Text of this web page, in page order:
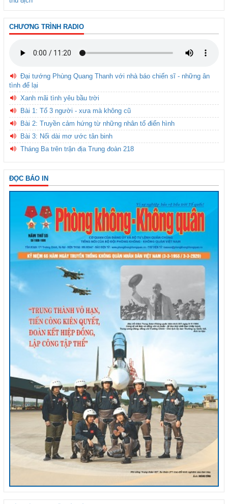
CHƯƠNG TRÌNH RADIO
Đại tướng Phùng Quang Thanh với nhà báo chiến sĩ - những ân
tình để lại
Xanh mãi tình yêu bầu trời
Bài 1: Tổ 3 người - xưa mà không cũ
Bài 2: Truyền cảm hứng từ những nhân tố điển hình
Bài 3: Nối dài mơ ước tân binh
Tháng Ba trên trận địa Trung đoàn 218
ĐỌC BÁO IN